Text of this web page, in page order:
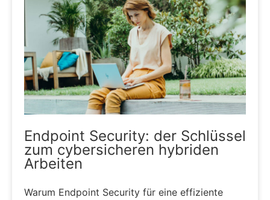
Endpoint Security: der Schlüssel
zum cybersicheren hybriden
Arbeiten
Warum Endpoint Security für eine effiziente